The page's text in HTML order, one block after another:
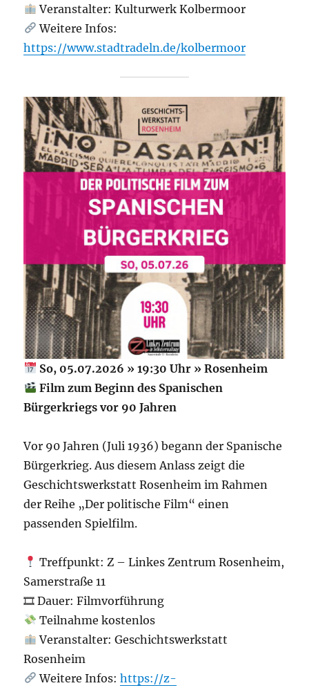
Veranstalter: Kulturwerk Kolbermoor
Weitere Infos:
https://www.stadtradeln.de/kolbermoor
So, 05.07.2026 » 19:30 Uhr » Rosenheim
Film zum Beginn des Spanischen
Bürgerkriegs vor 90 Jahren
Vor 90 Jahren (Juli 1936) begann der Spanische
Bürgerkrieg. Aus diesem Anlass zeigt die
Geschichtswerkstatt Rosenheim im Rahmen
der Reihe „Der politische Film“ einen
passenden Spielfilm.
Treffpunkt: Z – Linkes Zentrum Rosenheim,
Samerstraße 11
🎞 Dauer: Filmvorführung
Teilnahme kostenlos
Veranstalter: Geschichtswerkstatt
Rosenheim
Weitere Infos: https://z-